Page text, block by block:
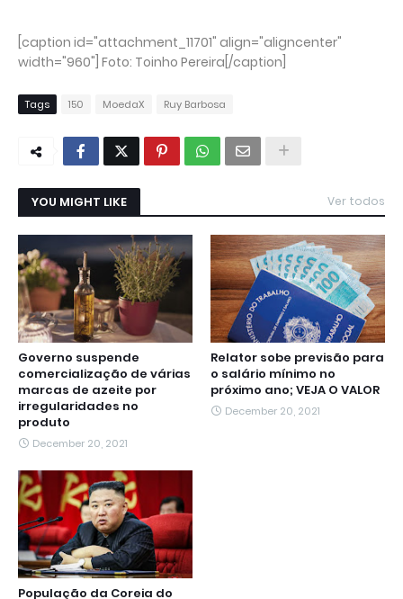
[caption id="attachment_11701" align="aligncenter"
width="960"] Foto: Toinho Pereira[/caption]
Tags 150 MoedaX Ruy Barbosa
YOU MIGHT LIKE Ver todos
Governo suspende
comercialização de várias
marcas de azeite por
irregularidades no
produto
December 20, 2021
Relator sobe previsão para
o salário mínimo no
próximo ano; VEJA O VALOR
December 20, 2021
População da Coreia do